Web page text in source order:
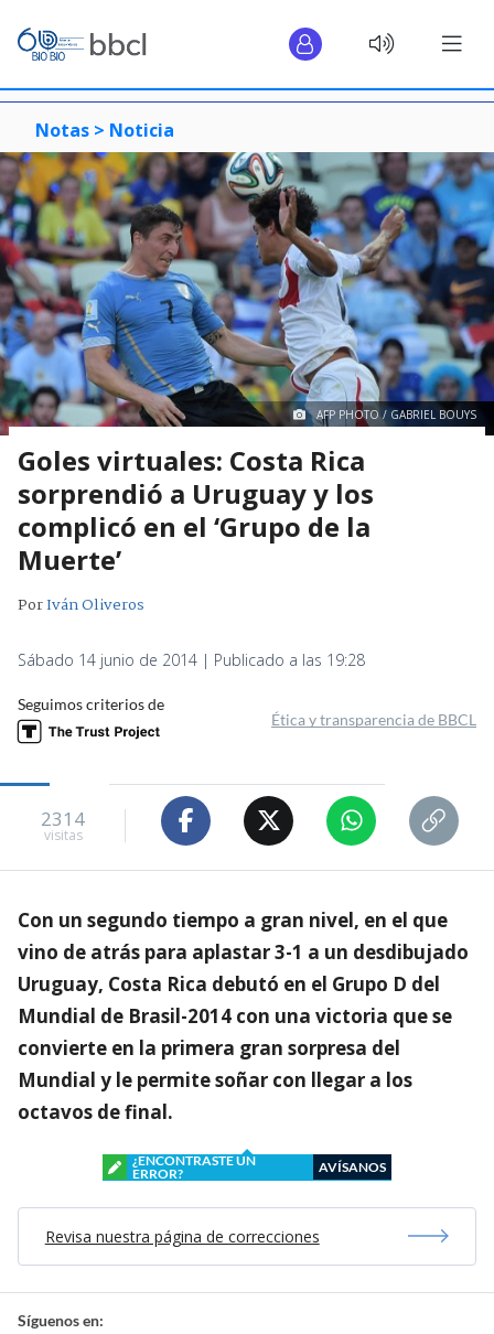
Notas > Noticia
AFP PHOTO / GABRIEL BOUYS
Goles virtuales: Costa Rica
sorprendió a Uruguay y los
complicó en el ‘Grupo de la
Muerte’
PorIván Oliveros
Sábado 14 junio de 2014 | Publicado a las 19:28
Seguimos criterios de
Ética y transparencia de BBCL
2314
visitas
Con un segundo tiempo a gran nivel, en el que
vino de atrás para aplastar 3-1 a un desdibujado
Uruguay, Costa Rica debutó en el Grupo D del
Mundial de Brasil-2014 con una victoria que se
convierte en la primera gran sorpresa del
Mundial y le permite soñar con llegar a los
octavos de final.
¿ENCONTRASTE UN
ERROR?
AVÍSANOS
Revisa nuestra página de correcciones
Síguenos en: